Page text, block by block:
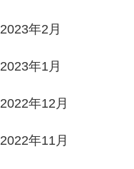
2023年2月
2023年1月
2022年12月
2022年11月